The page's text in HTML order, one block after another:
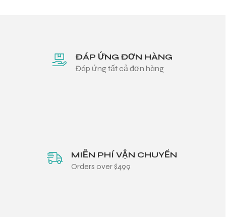
ĐÁP ỨNG ĐƠN HÀNG
Đáp ứng tất cả đơn hàng
MIỄN PHÍ VẬN CHUYỂN
Orders over $499